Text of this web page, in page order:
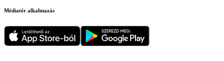
Médiatér alkalmazás